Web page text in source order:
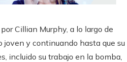
Cillian Murphy, a lo largo de
joven y continuando hasta que su
incluido su trabajo en la bomba,